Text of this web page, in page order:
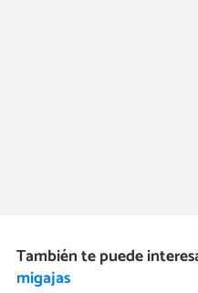
También te puede
migajas